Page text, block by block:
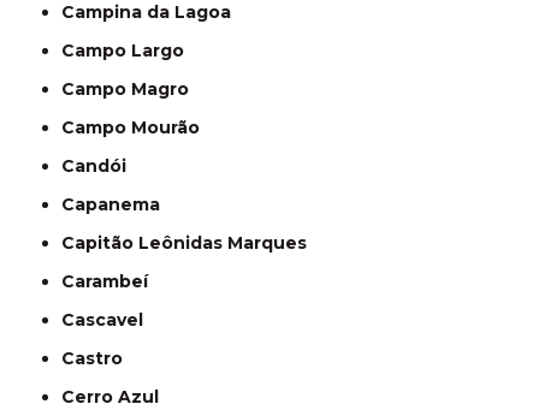
Campina da Lagoa
Campo Largo
Campo Magro
Campo Mourão
Candói
Capanema
Capitão Leônidas Marques
Carambeí
Cascavel
Castro
Cerro Azul